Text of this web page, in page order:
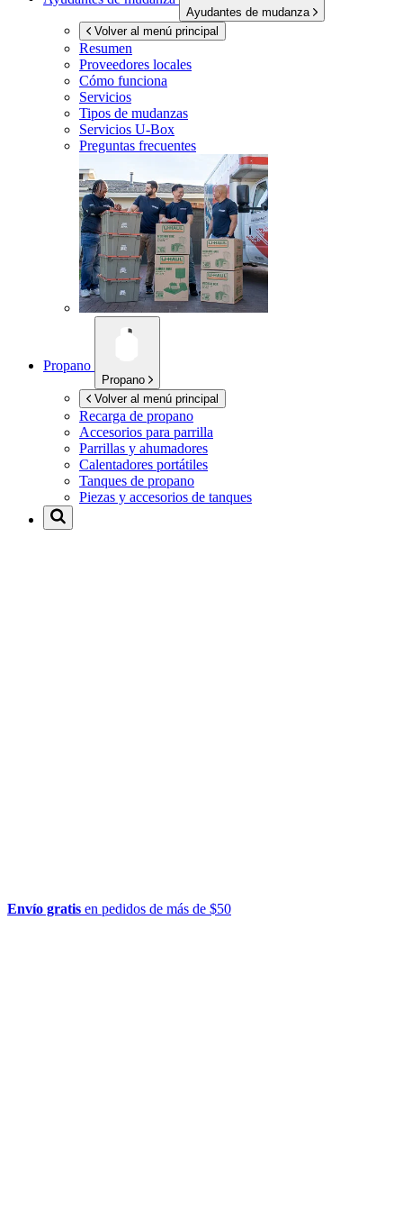
Ayudantes de mudanza
Volver al menú principal
Resumen
Proveedores locales
Cómo funciona
Servicios
Tipos de mudanzas
Servicios U-Box
Preguntas frecuentes
Propano
Propano
Volver al menú principal
Recarga de propano
Accesorios para parrilla
Parrillas y ahumadores
Calentadores portátiles
Tanques de propano
Piezas y accesorios de tanques
Envío gratis en pedidos de más de $50